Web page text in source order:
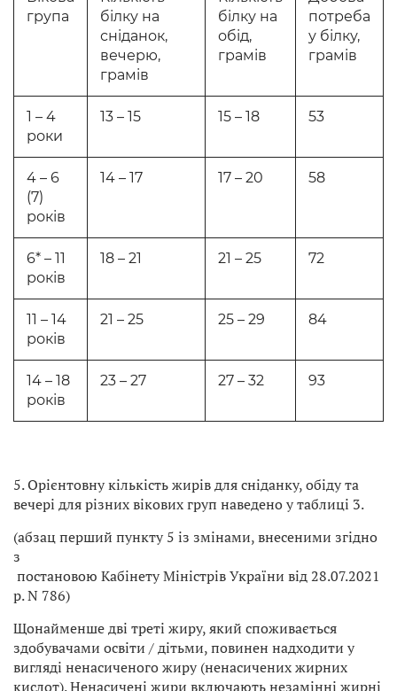
група
білку на
сніданок,
вечерю,
грамів
білку на
обід,
грамів
потреба
у білку,
грамів
1 – 4
роки
13 – 15 15 – 18 53
4 – 6
(7)
років
14 – 17 17 – 20 58
6* – 11
років
18 – 21 21 – 25 72
11 – 14
років
21 – 25 25 – 29 84
14 – 18
років
23 – 27 27 – 32 93
5. Орієнтовну кількість жирів для сніданку, обіду та
вечері для різних вікових груп наведено у таблиці 3.
(абзац перший пункту 5 із змінами, внесеними згідно
з
постановою Кабінету Міністрів України від 28.07.2021
р. N 786)
Щонайменше дві треті жиру, який споживається
здобувачами освіти / дітьми, повинен надходити у
вигляді ненасиченого жиру (ненасичених жирних
кислот). Ненасичені жири включають незамінні жирні